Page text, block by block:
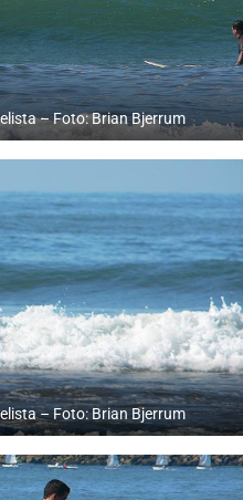
– Foto: Brian Bjerrum
– Foto: Brian Bjerrum